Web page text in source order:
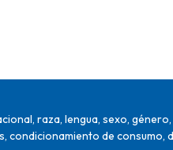
raza, lengua, sexo,
de